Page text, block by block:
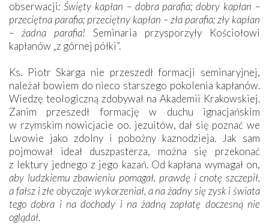
obserwacji: Święty kapłan – dobra parafia; dobry kapłan –
przeciętna parafia; przeciętny kapłan – zła parafia; zły kapłan
– żadna parafia! Seminaria przysporzyły Kościołowi
kapłanów „z górnej półki”.
Ks. Piotr Skarga nie przeszedł formacji seminaryjnej,
należał bowiem do nieco starszego pokolenia kapłanów.
Wiedzę teologiczną zdobywał na Akademii Krakowskiej.
Zanim przeszedł formację w duchu ignacjańskim
w rzymskim nowicjacie oo. jezuitów, dał się poznać we
Lwowie jako zdolny i pobożny kaznodzieja. Jak sam
pojmował ideał duszpasterza, można się przekonać
z lektury jednego z jego kazań. Od kapłana wymagał on,
aby ludzkiemu zbawieniu pomagał, prawdę i cnotę szczepił,
a fałsz i złe obyczaje wykorzeniał, a na żadny się zysk i świata
tego dobra i na dochody i na żadną zapłatę doczesną nie
oglądał.